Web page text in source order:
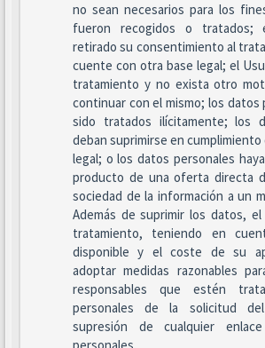
no sean necesarios para los
fueron recogidos o tratados;
retirado su consentimiento al
cuente con otra base legal; el
tratamiento y no exista otro
continuar con el mismo; los datos
sido tratados ilícitamente; los
deban suprimirse en cumplimiento
legal; o los datos personales
producto de una oferta directa
sociedad de la información a un
Además de suprimir los datos,
tratamiento, teniendo en
disponible y el coste de su
adoptar medidas razonables
responsables que estén
personales de la solicitud
supresión de cualquier